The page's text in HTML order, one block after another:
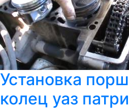
Установка
колец уаз